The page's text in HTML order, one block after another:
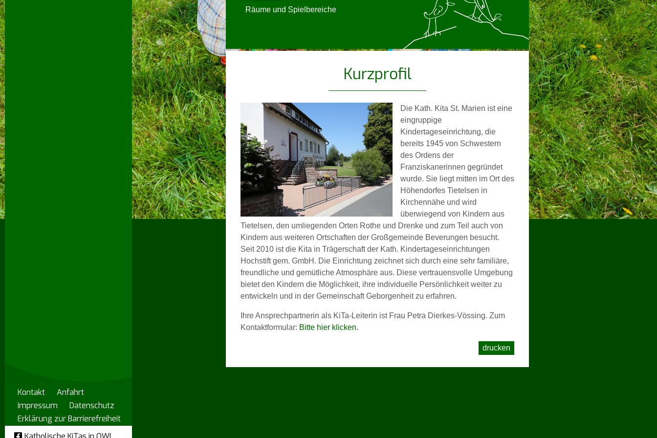
Kontakt
Anfahrt
Impressum
Datenschutz
Erklärung zur Barrierefreiheit
Räume und Spielbereiche
Kurzprofil
Die Kath. Kita St. Marien ist eine
eingruppige
Kindertageseinrichtung, die
bereits 1945 von Schwestern
des Ordens der
Franziskanerinnen gegründet
wurde. Sie liegt mitten im Ort des
Höhendorfes Tietelsen in
Kirchennähe und wird
überwiegend von Kindern aus
Tietelsen, den umliegenden Orten Rothe und Drenke und zum Teil auch von
Kindern aus weiteren Ortschaften der Großgemeinde Beverungen besucht.
Seit 2010 ist die Kita in Trägerschaft der Kath. Kindertageseinrichtungen
Hochstift gem. GmbH. Die Einrichtung zeichnet sich durch eine sehr familiäre,
freundliche und gemütliche Atmosphäre aus. Diese vertrauensvolle Umgebung
bietet den Kindern die Möglichkeit, ihre individuelle Persönlichkeit weiter zu
entwickeln und in der Gemeinschaft Geborgenheit zu erfahren.
Ihre Ansprechpartnerin als KiTa-Leiterin ist Frau Petra Dierkes-Vössing. Zum
Kontaktformular: Bitte hier klicken.
drucken